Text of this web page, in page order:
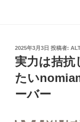
投
稿
日:
2025年3月3日 投稿者:
実力は拮抗
たい
ーバー